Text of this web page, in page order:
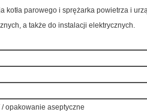
kotła parowego i sprężarka powietrza i
a także do instalacji elektrycznych.
opakowanie aseptyczne